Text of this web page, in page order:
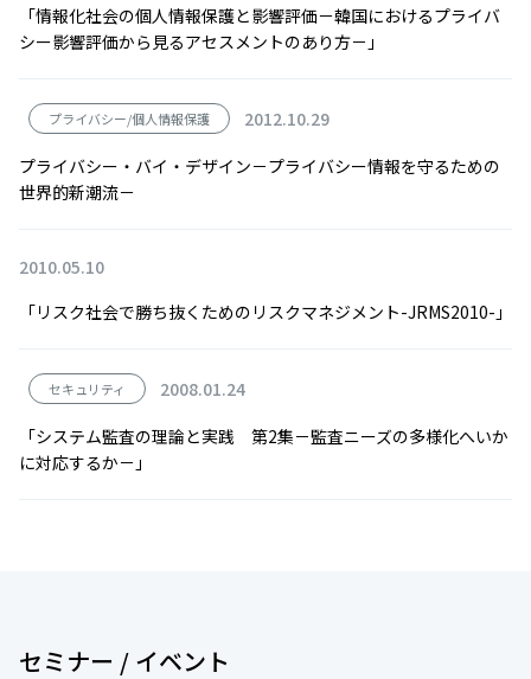
「情報化社会の個人情報保護と影響評価－韓国におけるプライバ
シー影響評価から見るアセスメントのあり方－」
プライバシー/個人情報保護
2012.10.29
プライバシー・バイ・デザイン－プライバシー情報を守るための
世界的新潮流－
2010.05.10
「リスク社会で勝ち抜くためのリスクマネジメント-JRMS2010-」
セキュリティ
2008.01.24
「システム監査の理論と実践 第2集－監査ニーズの多様化へいか
に対応するか－」
セミナー / イベント